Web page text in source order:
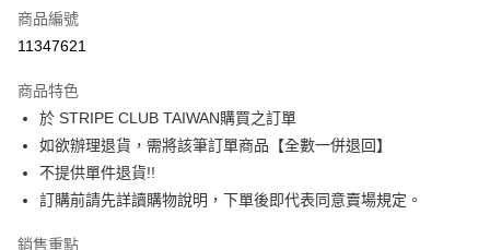
合作金庫商業銀行
上海商業儲蓄銀行
臺灣中小企業銀行
匯豐（台灣）商業銀行
華泰商業銀行
聯邦商業銀行
遠東國際商業銀行
元大商業銀行
玉山商業銀行
星展（台灣）商業銀行
台灣樂天信用卡公司
超商取貨付款
LINE Pay
Apple Pay
街口支付
悠遊付
商品編號
11347621
商品特色
於 STRIPE CLUB TAIWAN購買之訂單
如欲辦理退貨，需將該筆訂單商品【全數一併退回】
不提供單件退貨!!
訂購前請先詳讀購物說明，下單後即代表同意賣場規定。
銷售重點